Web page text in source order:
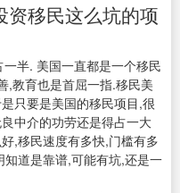
资移民这么坑的项
半. 美国一直都是一个移民
,教育也是首屈一指.移民美
只要是美国的移民项目,很
中介的功劳还是得占一大
,移民速度有多快,门槛有多
道是靠谱,可能有坑,还是一